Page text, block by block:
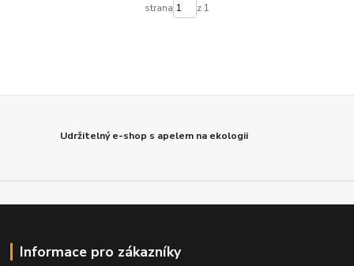
strana z 1
Udržitelný e-shop s apelem na ekologii
Informace pro zákazníky